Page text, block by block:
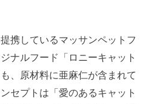
携しているマッサンペットフ
ナルフード「ロニーキャット
、原材料に亜麻仁が含まれて
セプトは「愛のあるキャット